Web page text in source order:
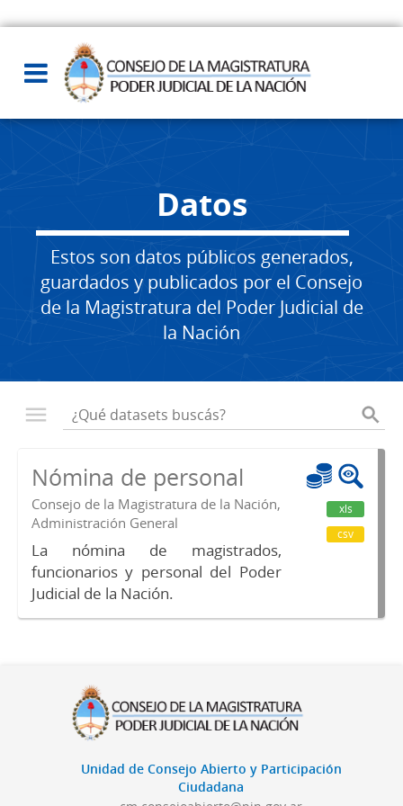
Datos
Estos son datos públicos generados,
guardados y publicados por el Consejo
de la Magistratura del Poder Judicial de
la Nación
Nómina de personal
Consejo de la Magistratura de la Nación,
Administración General
La nómina de magistrados,
funcionarios y personal del Poder
Judicial de la Nación.
xls
csv
Unidad de Consejo Abierto y Participación
Ciudadana